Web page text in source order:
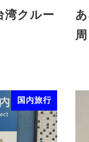
クルー
国内旅行